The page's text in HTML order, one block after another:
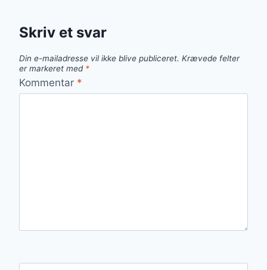
Skriv et svar
Din e-mailadresse vil ikke blive publiceret. Krævede felter
er markeret med *
Kommentar *